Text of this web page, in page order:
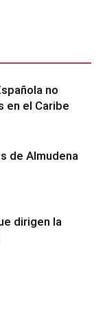
no
en el Caribe
de Almudena
dirigen la